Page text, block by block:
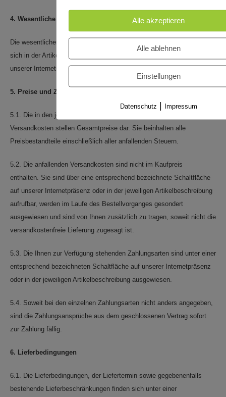
4. Wesentliche Merkmale der Ware oder Dienstleistung
Die wesentlichen Merkmale der Ware und/oder Dienstleistung finden
sich in der Artikelbeschreibung und den ergänzenden Angaben auf
unserer Internetseite.
5. Preise und Zahlungsmodalitäten
5.1. Die in den jeweiligen Angeboten angeführten Preise sowie die
Versandkosten stellen Gesamtpreise dar. Sie beinhalten alle
Preisbestandteile einschließlich aller anfallenden Steuern.
5.2. Die anfallenden Versandkosten sind nicht im Kaufpreis
enthalten. Sie sind über eine entsprechend bezeichnete Schaltfläche
auf unserer Internetpräsenz oder in der jeweiligen Artikelbeschreibung
aufrufbar, werden im Laufe des Bestellvorganges gesondert
ausgewiesen und sind von Ihnen zusätzlich zu tragen, soweit nicht die
versandkostenfreie Lieferung zugesagt ist.
5.3. Die Ihnen zur Verfügung stehenden Zahlungsarten sind unter einer
entsprechend bezeichneten Schaltfläche auf unserer Internetpräsenz
oder in der jeweiligen Artikelbeschreibung ausgewiesen.
5.4. Soweit bei den einzelnen Zahlungsarten nicht anders angegeben,
sind die Zahlungsansprüche aus dem geschlossenen Vertrag sofort
zur Zahlung fällig.
6. Lieferbedingungen
6.1. Die Lieferbedingungen, der Liefertermin sowie gegebenenfalls
bestehende Lieferbeschränkungen finden sich unter einer
Alle akzeptieren
Alle ablehnen
Einstellungen
Datenschutz Impressum